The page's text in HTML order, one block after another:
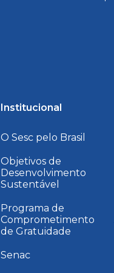
Institucional
O Sesc pelo Brasil
Objetivos de
Desenvolvimento
Sustentável
Programa de
Comprometimento
de Gratuidade
Senac